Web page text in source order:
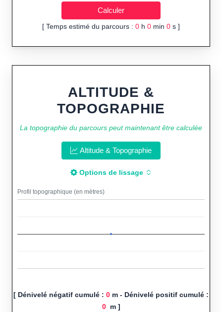
[ Temps estimé du parcours : 0 h 0 min 0 s ]
ALTITUDE &
TOPOGRAPHIE
La topographie du parcours peut maintenant être calculée
Altitude & Topographie
Options de lissage
Profil topographique (en mètres)
[ Dénivelé négatif cumulé : 0 m - Dénivelé positif cumulé :
0m ]